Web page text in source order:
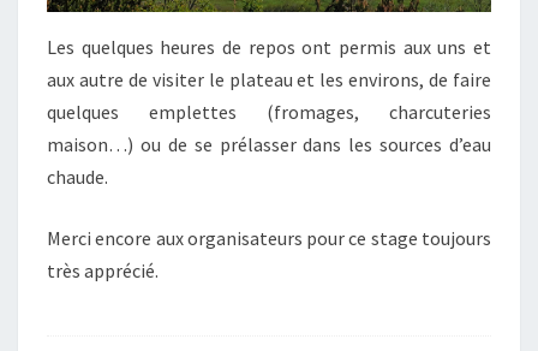
Les quelques heures de repos ont permis aux uns et
aux autre de visiter le plateau et les environs, de faire
quelques emplettes (fromages, charcuteries
maison…) ou de se prélasser dans les sources d’eau
chaude.
Merci encore aux organisateurs pour ce stage toujours
très apprécié.